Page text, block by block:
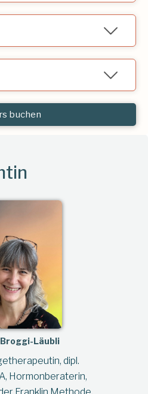
buchen
Läubli
dipl.
Hormonberaterin,
Franklin Methode,